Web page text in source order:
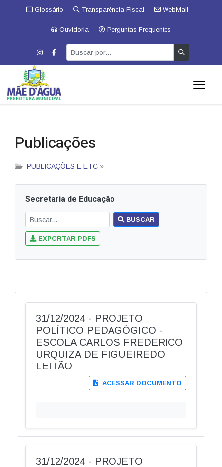
Glossário Transparência Fiscal WebMail
Ouvidoria Perguntas Frequentes
Publicações
PUBLICAÇÕES E ETC »
Secretaria de Educação
BUSCAR
EXPORTAR PDFS
31/12/2024 - PROJETO
POLÍTICO PEDAGÓGICO -
ESCOLA CARLOS FREDERICO
URQUIZA DE FIGUEIREDO
LEITÃO
ACESSAR DOCUMENTO
31/12/2024 - PROJETO